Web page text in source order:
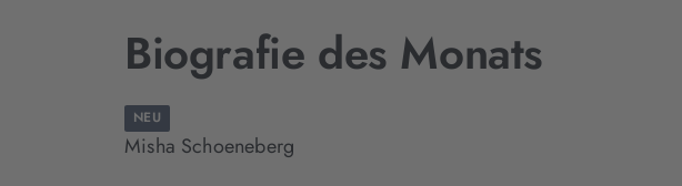
Biografie des Monats
NEU
Misha Schoeneberg